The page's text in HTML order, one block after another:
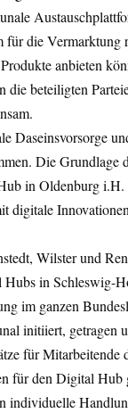
die Vermarktung
anbieten
die beteiligten
Die Grundlage
in Oldenburg
digitale
Wilster und
in Schleswig-
im ganzen
initiiert, getragen
für Mitarbeitende
für den Digital Hub